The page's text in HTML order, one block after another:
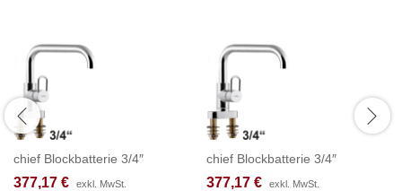
chief Blockbatterie 3/4″
377,17 € exkl. MwSt.
chief Blockbatterie 3/4″
377,17 € exkl. MwSt.